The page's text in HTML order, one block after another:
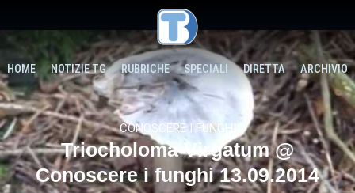
HOME NOTIZIE TG RUBRICHE SPECIALI DIRETTA ARCHIVIO
CONOSCERE I FUNGHI
Triocholoma Virgatum @
Conoscere i funghi 13.09.2014